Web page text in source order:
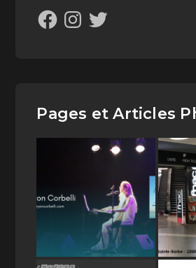
Pages et Articles